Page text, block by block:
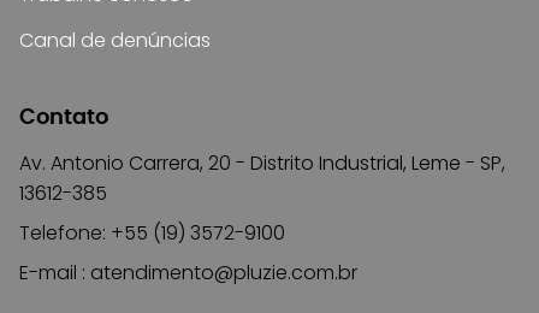
Canal de denúncias
Contato
Av. Antonio Carrera, 20 - Distrito Industrial, Leme - SP,
13612-385
Telefone: +55 (19) 3572-9100
E-mail : atendimento@pluzie.com.br